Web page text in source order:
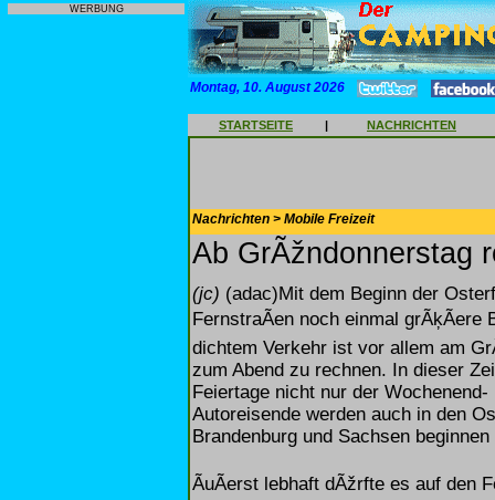
WERBUNG
Montag, 10. August 2026
STARTSEITE | NACHRICHTEN
Nachrichten > Mobile Freizeit
Ab GrÃžndonnerstag
(jc) (adac)Mit dem Beginn der
FernstraÃen noch einmal
dichtem Verkehr ist vor allem am
zum Abend zu rechnen. In dieser
Feiertage nicht nur der
Autoreisende werden auch in den
Brandenburg und Sachsen
ÃuÃerst lebhaft dÃžrfte es auf